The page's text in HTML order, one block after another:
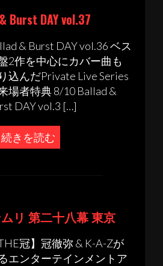
Burst DAY vol.37
& Burst DAY vol.36 ベス
2作を中心にカバー曲も
込んだPrivate Live Series
場者特典 8/10 Ballad &
DAY vol.3 […]
続きを読む
リ 第二十八幕 東京
THE冠】冠徹弥 & K-A-Zが
エンターテインメントア